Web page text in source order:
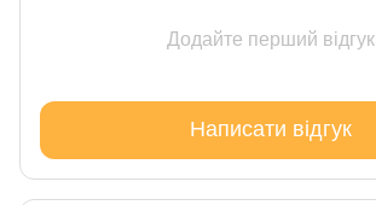
Додайте перший відгук
Написати відгук